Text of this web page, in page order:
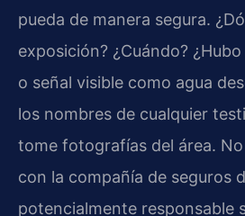
pueda de manera segura.
exposición? ¿Cuándo?
o señal visible como agua
los nombres de cualquier
tome fotografías del área.
con la compañía de seguros
potencialmente responsable